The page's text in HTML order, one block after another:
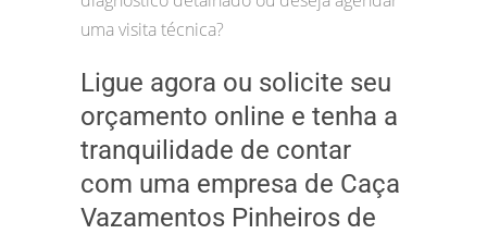
uma visita técnica?
Ligue agora ou solicite seu
orçamento online e tenha a
tranquilidade de contar
com uma empresa de Caça
Vazamentos Pinheiros de